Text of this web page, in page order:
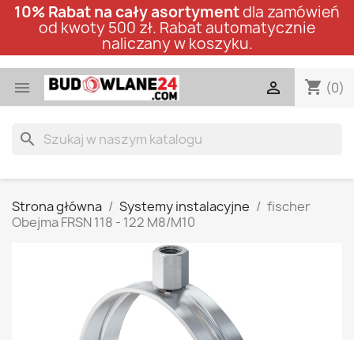
10% Rabat na cały asortymentdla zamówień
od kwoty 500 zł. Rabat automatycznie
naliczany w koszyku.
 shopping_cart (0)

search
Strona główna Systemy instalacyjne
fischer
Obejma FRSN 118 - 122 M8/M10